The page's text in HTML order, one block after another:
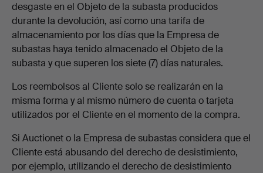
desgaste en el Objeto de la subasta producidos
durante la devolución, así como una tarifa de
almacenamiento por los días que la Empresa de
subastas haya tenido almacenado el Objeto de la
subasta y que superen los siete (7) días naturales.
Los reembolsos al Cliente solo se realizarán en la
misma forma y al mismo número de cuenta o tarjeta
utilizados por el Cliente en el momento de la compra.
Si Auctionet o la Empresa de subastas considera que el
Cliente está abusando del derecho de desistimiento,
por ejemplo, utilizando el derecho de desistimiento